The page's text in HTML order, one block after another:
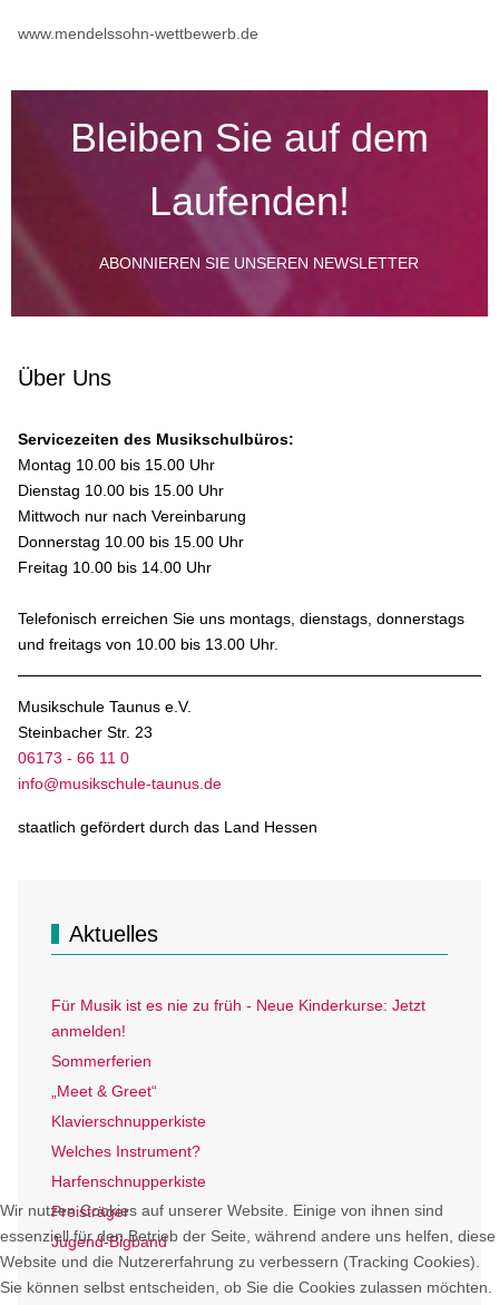
www.mendelssohn-wettbewerb.de
Bleiben Sie auf dem
Laufenden!
ABONNIEREN SIE UNSEREN NEWSLETTER
Über Uns
Servicezeiten des Musikschulbüros:
Montag 10.00 bis 15.00 Uhr
Dienstag 10.00 bis 15.00 Uhr
Mittwoch nur nach Vereinbarung
Donnerstag 10.00 bis 15.00 Uhr
Freitag 10.00 bis 14.00 Uhr
Telefonisch erreichen Sie uns montags, dienstags, donnerstags
und freitags von 10.00 bis 13.00 Uhr.
Musikschule Taunus e.V.
Steinbacher Str. 23
06173 - 66 11 0
info@musikschule-taunus.de
staatlich gefördert durch das Land Hessen
Aktuelles
Für Musik ist es nie zu früh - Neue Kinderkurse: Jetzt
anmelden!
Sommerferien
„Meet & Greet“
Klavierschnupperkiste
Welches Instrument?
Harfenschnupperkiste
Preisträger
Jugend-Bigband
Wir nutzen Cookies auf unserer Website. Einige von ihnen sind
essenziell für den Betrieb der Seite, während andere uns helfen, diese
Website und die Nutzererfahrung zu verbessern (Tracking Cookies).
Sie können selbst entscheiden, ob Sie die Cookies zulassen möchten.